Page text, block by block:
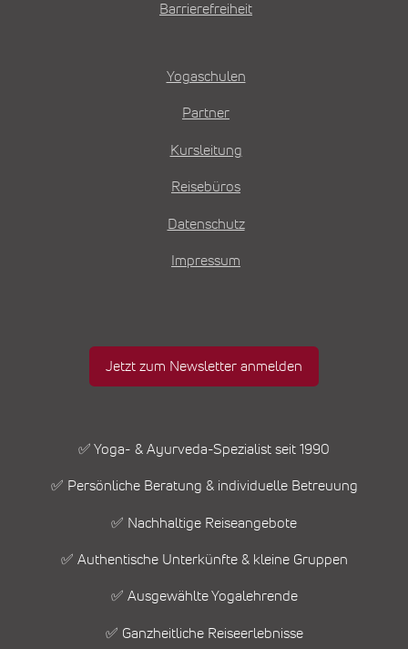
Barrierefreiheit
Yogaschulen
Partner
Kursleitung
Reisebüros
Datenschutz
Impressum
Jetzt zum Newsletter anmelden
✅ Yoga- & Ayurveda-Spezialist seit 1990
✅ Persönliche Beratung & individuelle Betreuung
✅ Nachhaltige Reiseangebote
✅ Authentische Unterkünfte & kleine Gruppen
✅ Ausgewählte Yogalehrende
✅ Ganzheitliche Reiseerlebnisse